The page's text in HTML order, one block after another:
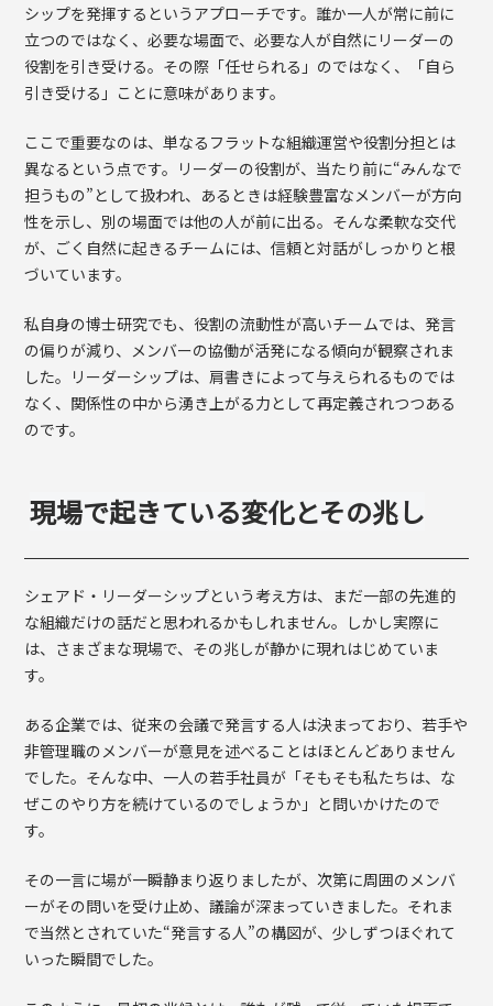
シップを発揮するというアプローチです。誰か一人が常に前に
立つのではなく、必要な場面で、必要な人が自然にリーダーの
役割を引き受ける。その際「任せられる」のではなく、「自ら
引き受ける」ことに意味があります。
ここで重要なのは、単なるフラットな組織運営や役割分担とは
異なるという点です。リーダーの役割が、当たり前に“みんなで
担うもの”として扱われ、あるときは経験豊富なメンバーが方向
性を示し、別の場面では他の人が前に出る。そんな柔軟な交代
が、ごく自然に起きるチームには、信頼と対話がしっかりと根
づいています。
私自身の博士研究でも、役割の流動性が高いチームでは、発言
の偏りが減り、メンバーの協働が活発になる傾向が観察されま
した。リーダーシップは、肩書きによって与えられるものでは
なく、関係性の中から湧き上がる力として再定義されつつある
のです。
現場で起きている変化とその兆し
シェアド・リーダーシップという考え方は、まだ一部の先進的
な組織だけの話だと思われるかもしれません。しかし実際に
は、さまざまな現場で、その兆しが静かに現れはじめていま
す。
ある企業では、従来の会議で発言する人は決まっており、若手や
非管理職のメンバーが意見を述べることはほとんどありません
でした。そんな中、一人の若手社員が「そもそも私たちは、な
ぜこのやり方を続けているのでしょうか」と問いかけたので
す。
その一言に場が一瞬静まり返りましたが、次第に周囲のメンバ
ーがその問いを受け止め、議論が深まっていきました。それま
で当然とされていた“発言する人”の構図が、少しずつほぐれて
いった瞬間でした。